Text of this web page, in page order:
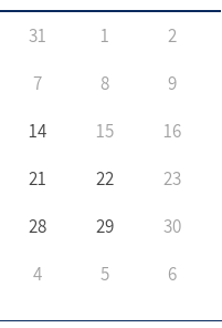
31 1
2
7 8
9
14 15
16
21 22
23
28 29
30
4 5 6